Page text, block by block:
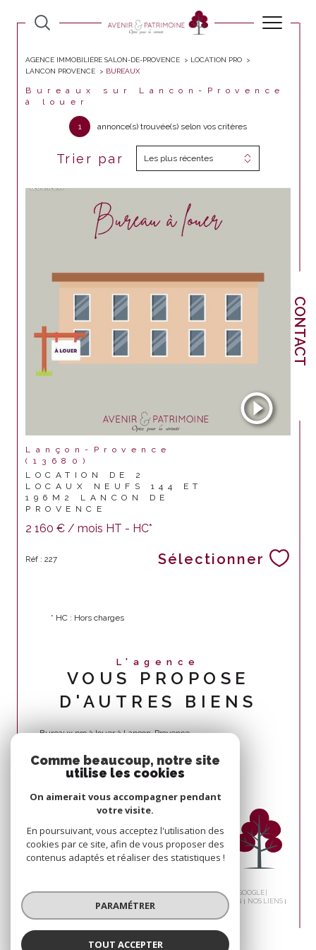
CONTACT
AGENCE IMMOBILIÈRE SALON-DE-PROVENCE
LOCATION PRO
LANCON PROVENCE
BUREAUX
Bureaux sur Lancon-Provence
à louer
1 annonce(s) trouvée(s) selon vos critères
Trier par Les plus récentes
Lançon-Provence
(13680)
LOCATION DE 2
LOCAUX NEUFS 144 ET
196M2 LANCON DE
PROVENCE
2 160 € / mois HT - HC*
Réf : 227 Sélectionner
* HC : Hors charges
L'agence
VOUS PROPOSE
D'AUTRES BIENS
Bureaux pro à louer à Lançon-Provence
© 2026 | TOUS DROITS RÉSERVÉS | TRADUCTION POWERED BY GOOGLE |
PLAN DU SITE ADMIN
NOS LIENS
POLITIQUE RGPD
Comme beaucoup, notre site
utilise les cookies
On aimerait vous accompagner pendant
votre visite.
En poursuivant, vous acceptez l'utilisation des
cookies par ce site, afin de vous proposer des
contenus adaptés et réaliser des statistiques !
PARAMÉTRER
TOUT ACCEPTER